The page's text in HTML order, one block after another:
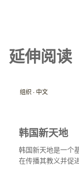
延伸阅读
组织 · 中文
韩国新天地
韩国新天地是一个
在传播其教义并促